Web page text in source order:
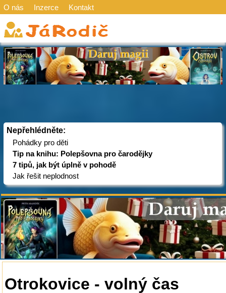
O nás Inzerce Kontakt
Nepřehlédněte:
Pohádky pro děti
Tip na knihu: Polepšovna pro čarodějky
7 tipů, jak být úplně v pohodě
Jak řešit neplodnost
Otrokovice - volný čas